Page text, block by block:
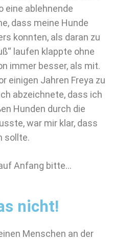
eine ablehnende
dass meine Hunde
konnten, als daran zu
laufen klappte ohne
immer besser, als mit.
einigen Jahren Freya zu
abzeichnete, dass ich
Hunden durch die
war mir klar, dass
sollte.
Anfang bitte…
nicht!
Menschen an der